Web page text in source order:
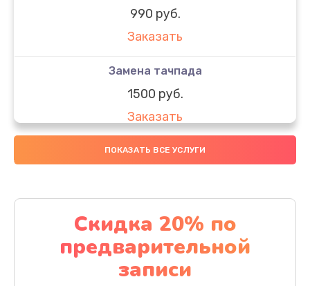
990 руб.
Заказать
Замена тачпада
1500 руб.
Заказать
Замена южного моста
Заказать
Чистка от пыли
1060 руб.
Заказать
ПОКАЗАТЬ ВСЕ УСЛУГИ
Скидка 20% по
предварительной
записи